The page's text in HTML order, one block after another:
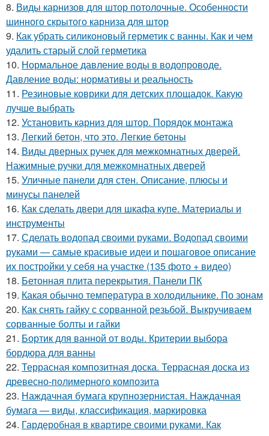
8. Виды карнизов для штор потолочные. Особенности
шинного скрытого карниза для штор
9. Как убрать силиконовый герметик с ванны. Как и чем
удалить старый слой герметика
10. Нормальное давление воды в водопроводе.
Давление воды: нормативы и реальность
11. Резиновые коврики для детских площадок. Какую
лучше выбрать
12. Установить карниз для штор. Порядок монтажа
13. Легкий бетон, что это. Легкие бетоны
14. Виды дверных ручек для межкомнатных дверей.
Нажимные ручки для межкомнатных дверей
15. Уличные панели для стен. Описание, плюсы и
минусы панелей
16. Как сделать двери для шкафа купе. Материалы и
инструменты
17. Сделать водопад своими руками. Водопад своими
руками — самые красивые идеи и пошаговое описание
их постройки у себя на участке (135 фото + видео)
18. Бетонная плита перекрытия. Панели ПК
19. Какая обычно температура в холодильнике. По зонам
20. Как снять гайку с сорванной резьбой. Выкручиваем
сорванные болты и гайки
21. Бортик для ванной от воды. Критерии выбора
бордюра для ванны
22. Террасная композитная доска. Террасная доска из
древесно-полимерного композита
23. Наждачная бумага крупнозернистая. Наждачная
бумага — виды, классификация, маркировка
24. Гардеробная в квартире своими руками. Как